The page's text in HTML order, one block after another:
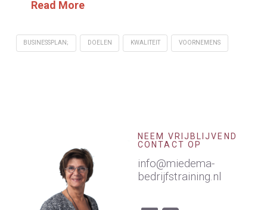
Read More
BUSINESSPLAN; DOELEN KWALITEIT VOORNEMENS
NEEM VRIJBLIJVEND
CONTACT OP
info@miedema-
bedrijfstraining.nl